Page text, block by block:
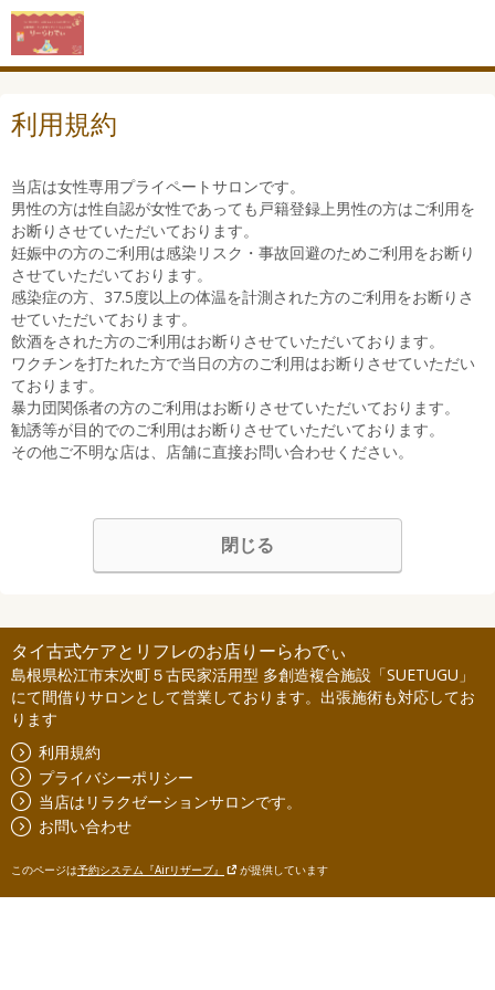
利用規約
当店は女性専用プライペートサロンです。
男性の方は性自認が女性であっても戸籍登録上男性の方はご利用を
お断りさせていただいております。
妊娠中の方のご利用は感染リスク・事故回避のためご利用をお断り
させていただいております。
感染症の方、37.5度以上の体温を計測された方のご利用をお断りさ
せていただいております。
飲酒をされた方のご利用はお断りさせていただいております。
ワクチンを打たれた方で当日の方のご利用はお断りさせていただい
ております。
暴力団関係者の方のご利用はお断りさせていただいております。
勧誘等が目的でのご利用はお断りさせていただいております。
その他ご不明な店は、店舗に直接お問い合わせください。
閉じる
タイ古式ケアとリフレのお店りーらわでぃ
島根県松江市末次町５古民家活用型 多創造複合施設「SUETUGU」
にて間借りサロンとして営業しております。出張施術も対応してお
ります
利用規約
プライバシーポリシー
当店はリラクゼーションサロンです。
お問い合わせ
このページは予約システム『Airリザーブ』 が提供しています